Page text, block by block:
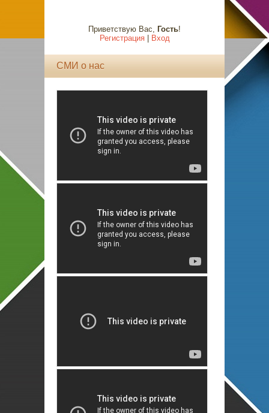
Приветствую Вас, Гость!
Регистрация| Вход
СМИ о нас